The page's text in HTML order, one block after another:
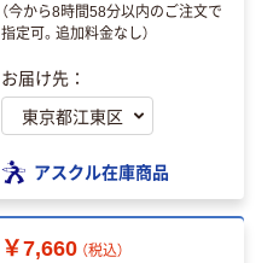
（今から8時間58分以内のご注文で
指定可。追加料金なし）
お届け先：
アスクル在庫商品
￥7,660 （税込）